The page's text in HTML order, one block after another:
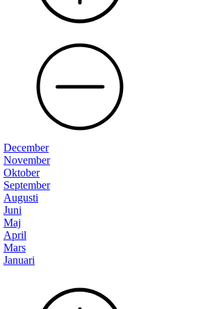
December
November
Oktober
September
Augusti
Juni
Maj
April
Mars
Januari